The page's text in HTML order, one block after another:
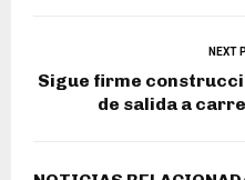
NEXT
Sigue firme
de salida a